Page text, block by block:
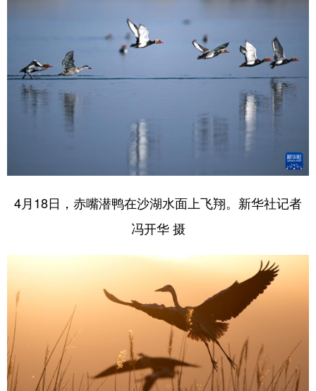
4月18日，赤嘴潜鸭在沙湖水面上飞翔。新华社记者
冯开华 摄